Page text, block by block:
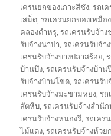
เครนยกของเกาะสีชัง,รถเ
เสม็ด,รถเครนยกของเหมือง
คลองตำหรุ,รถเครนรับจ้าง
รับจ้างนาป่า,รถเครนรับจ้า
เครนรับจ้างบางปลาสร้อย,
บ้านบึง,รถเครนรับจ้างบ้าน
รับจ้างบ้านโขด,รถเครนรั
เครนรับจ้างมะขามหย่ง,รถ
สัตหีบ,รถเครนรับจ้างสำนัก
เครนรับจ้างหนองรี,รถเคร
ไม้แดง,รถเครนรับจ้างห้วย